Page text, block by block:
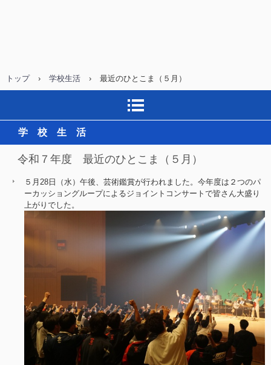
トップ › 学校生活 › 最近のひとこま（５月）
学 校 生 活
令和７年度 最近のひとこま（５月）
５月28日（水）午後、芸術鑑賞が行われました。今年度は２つのパ
ーカッショングループによるジョイントコンサートで皆さん大盛り
上がりでした。